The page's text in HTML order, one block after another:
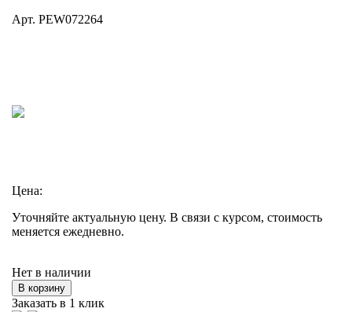
Арт. PEW072264
Цена:
Уточняйте актуальную цену. В связи с курсом, стоимость
меняется ежедневно.
Нет в наличии
В корзину
Заказать в 1 клик